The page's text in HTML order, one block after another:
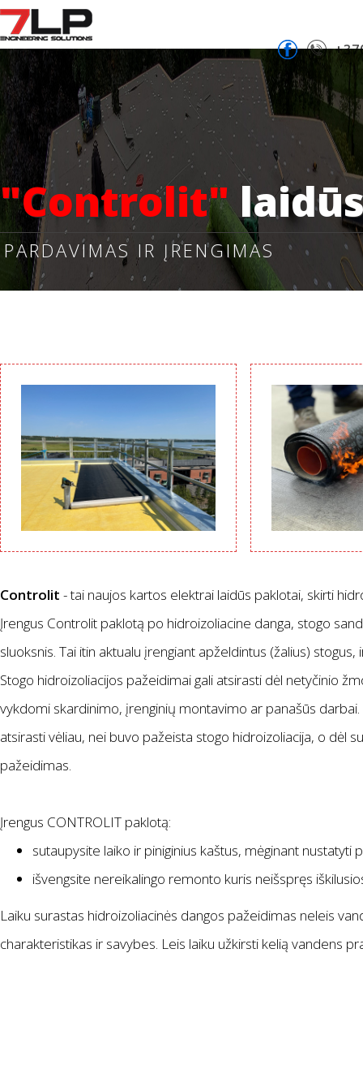
"Controlit"
PARDAVIMAS IR ĮRENGIMAS
Controlit - tai naujos kartos elektrai laidūs paklotai, skirti
Įrengus Controlit paklotą po hidroizoliacine danga, stogo
sluoksnis. Tai itin aktualu įrengiant apželdintus (žalius)
Stogo hidroizoliacijos pažeidimai gali atsirasti dėl netyčinio
vykdomi skardinimo, įrenginių montavimo ar panašūs
atsirasti vėliau, nei buvo pažeista stogo hidroizoliacija, o dėl
pažeidimas.
Įrengus CONTROLIT paklotą:
sutaupysite laiko ir piniginius kaštus, mėginant nustatyti
išvengsite nereikalingo remonto kuris neišspręs
Laiku surastas hidroizoliacinės dangos pažeidimas neleis
charakteristikas ir savybes. Leis laiku užkirsti kelią vandens